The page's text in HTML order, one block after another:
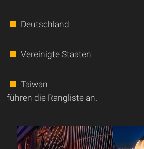
Deutschland
Vereinigte Staaten
Taiwan
führen die Rangliste an.